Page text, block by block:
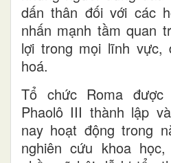
dấn thân đối với các
nhấn mạnh tầm quan
lợi trong mọi lĩnh vực,
hoá.
Tổ chức Roma
Phaolô III thành lập
nay hoạt động trong
nghiên cứu khoa